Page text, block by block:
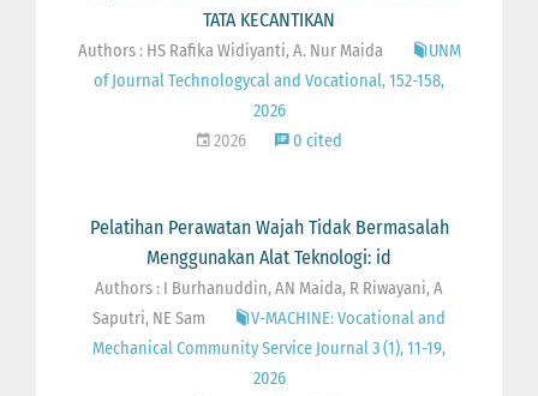
TATA KECANTIKAN
Authors : HS Rafika Widiyanti, A. Nur Maida
UNM
of Journal Technologycal and Vocational, 152-158,
2026
2026
0 cited
Pelatihan Perawatan Wajah Tidak Bermasalah
Menggunakan Alat Teknologi: id
Authors : I Burhanuddin, AN Maida, R Riwayani, A
Saputri, NE Sam
V-MACHINE: Vocational and
Mechanical Community Service Journal 3 (1), 11-19,
2026